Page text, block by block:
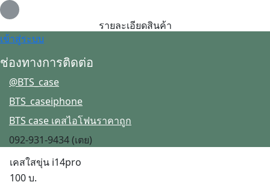
Loading...
รายละเอียดสินค้า
เข้าสู่ระบบ
ช่องทางการติดต่อ
@BTS_case
BTS_caseiphone
BTS case เคสไอโฟนราคาถูก
092-931-9434 (เตย)
เคสใสขุ่น i14pro
100 บ.